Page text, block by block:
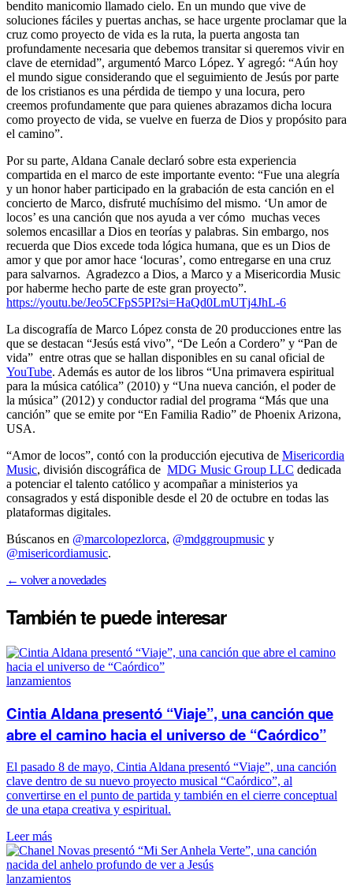
bendito manicomio llamado cielo. En un mundo que vive de
soluciones fáciles y puertas anchas, se hace urgente proclamar que la
cruz como proyecto de vida es la ruta, la puerta angosta tan
profundamente necesaria que debemos transitar si queremos vivir en
clave de eternidad”, argumentó Marco López. Y agregó: “Aún hoy
el mundo sigue considerando que el seguimiento de Jesús por parte
de los cristianos es una pérdida de tiempo y una locura, pero
creemos profundamente que para quienes abrazamos dicha locura
como proyecto de vida, se vuelve en fuerza de Dios y propósito para
el camino”.
Por su parte, Aldana Canale declaró sobre esta experiencia
compartida en el marco de este importante evento: “Fue una alegría
y un honor haber participado en la grabación de esta canción en el
concierto de Marco, disfruté muchísimo del mismo. ‘Un amor de
locos’ es una canción que nos ayuda a ver cómo muchas veces
solemos encasillar a Dios en teorías y palabras. Sin embargo, nos
recuerda que Dios excede toda lógica humana, que es un Dios de
amor y que por amor hace ‘locuras’, como entregarse en una cruz
para salvarnos. Agradezco a Dios, a Marco y a Misericordia Music
por haberme hecho parte de este gran proyecto”.
https://youtu.be/Jeo5CFpS5PI?si=HaQd0LmUTj4JhL-6
La discografía de Marco López consta de 20 producciones entre las
que se destacan “Jesús está vivo”, “De León a Cordero” y “Pan de
vida” entre otras que se hallan disponibles en su canal oficial de
YouTube. Además es autor de los libros “Una primavera espiritual
para la música católica” (2010) y “Una nueva canción, el poder de
la música” (2012) y conductor radial del programa “Más que una
canción” que se emite por “En Familia Radio” de Phoenix Arizona,
USA.
“Amor de locos”, contó con la producción ejecutiva de Misericordia
Music, división discográfica de MDG Music Group LLC dedicada
a potenciar el talento católico y acompañar a ministerios ya
consagrados y está disponible desde el 20 de octubre en todas las
plataformas digitales.
Búscanos en @marcolopezlorca, @mdggroupmusic y
@misericordiamusic.
← volver a novedades
También te puedeinteresar
lanzamientos
Cintia Aldana presentó “Viaje”, una canción que
abre el camino hacia el universo de “Caórdico”
El pasado 8 de mayo, Cintia Aldana presentó “Viaje”, una canción
clave dentro de su nuevo proyecto musical “Caórdico”, al
convertirse en el punto de partida y también en el cierre conceptual
de una etapa creativa y espiritual.
Leer más
lanzamientos